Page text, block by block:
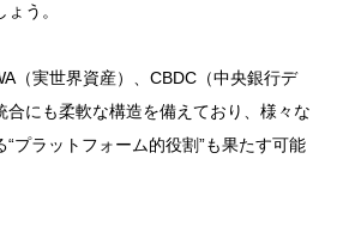
う。
（実世界資産）、CBDC（中央銀行デ
合にも柔軟な構造を備えており、様々な
プラットフォーム的役割”も果たす可能